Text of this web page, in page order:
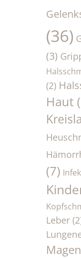
(36)
(3)
(2)
Haut
(7)
Leber